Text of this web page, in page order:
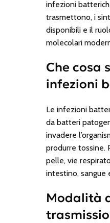
infezioni
trasmettono, i
disponibili e il
molecolari
Che cosa
infezioni
Le infezioni
da batteri
invadere
produrre tossine.
pelle, vie
intestino, sangue
Modalità